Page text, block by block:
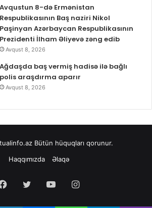
Avqustun 8-də Ermənistan
Respublikasının Baş naziri Nikol
Paşinyan Azərbaycan Respublikasının
Prezidenti İlham Əliyevə zəng edib
Avqust 8, 2026
Ağdaşda baş vermiş hadisə ilə bağlı
polis araşdırma aparır
Avqust 8, 2026
Bütün hüquqları qorunur.
Haqqımızda
Əlaqə
Facebook
TwitterYouTubeInstagram